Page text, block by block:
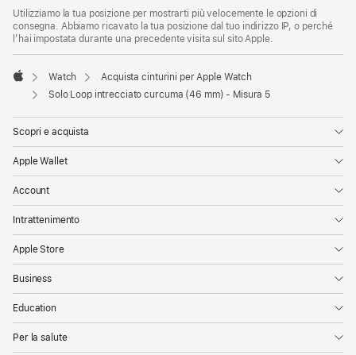
Utilizziamo la tua posizione per mostrarti più velocemente le opzioni di
consegna. Abbiamo ricavato la tua posizione dal tuo indirizzo IP, o perché
l’hai impostata durante una precedente visita sul sito Apple.
Apple
Watch
Acquista cinturini per Apple Watch
Solo Loop intrecciato curcuma (46 mm) - Misura 5
Scopri e acquista
Apple Wallet
Account
Intrattenimento
Apple Store
Business
Education
Per la salute